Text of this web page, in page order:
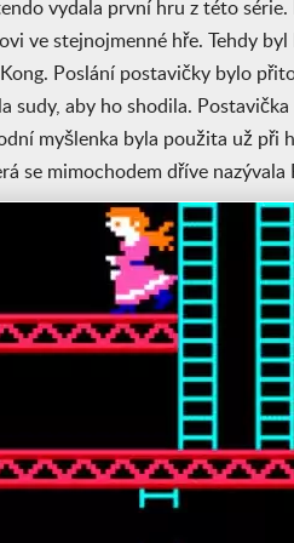
vydala první hru z této
ve stejnojmenné hře. Tehdy
Poslání postavičky bylo
sudy, aby ho shodila.
myšlenka byla použita už při
se mimochodem dříve nazývala